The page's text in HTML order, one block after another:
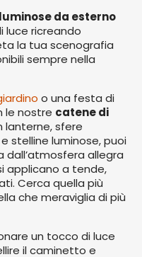
da esterno
luce ricreando
la tua scenografia
sempre nella
o una festa di
le nostre catene di
lanterne, sfere
stelline luminose, puoi
dall’atmosfera allegra
applicano a tende,
Cerca quella più
che meraviglia di più
un tocco di luce
il caminetto e